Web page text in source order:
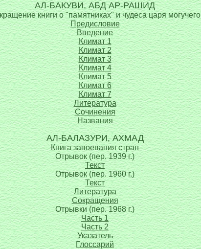
АЛ-БАКУВИ, АБД АР-РАШИД
книги о "памятниках" и чудеса царя могучего
Предисловие
Введение
Климат 1
Климат 2
Климат 3
Климат 4
Климат 5
Климат 6
Климат 7
Литература
Сочинения
Названия
АЛ-БАЛАЗУРИ, АХМАД
Книга завоевания стран
Отрывок (пер. 1939 г.)
Текст
Отрывок (пер. 1960 г.)
Текст
Литература
Сокращения
Отрывки (пер. 1968 г.)
Часть 1
Часть 2
Указатель
Глоссарий